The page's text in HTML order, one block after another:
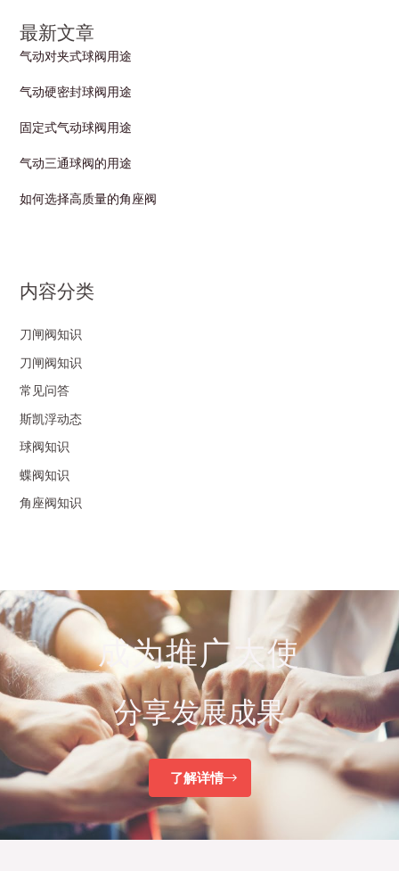
最新文章
气动对夹式球阀用途
气动硬密封球阀用途
固定式气动球阀用途
气动三通球阀的用途
如何选择高质量的角座阀
内容分类
刀闸阀知识
刀闸阀知识
常见问答
斯凯浮动态
球阀知识
蝶阀知识
角座阀知识
成为推广大使
分享发展成果
了解详情